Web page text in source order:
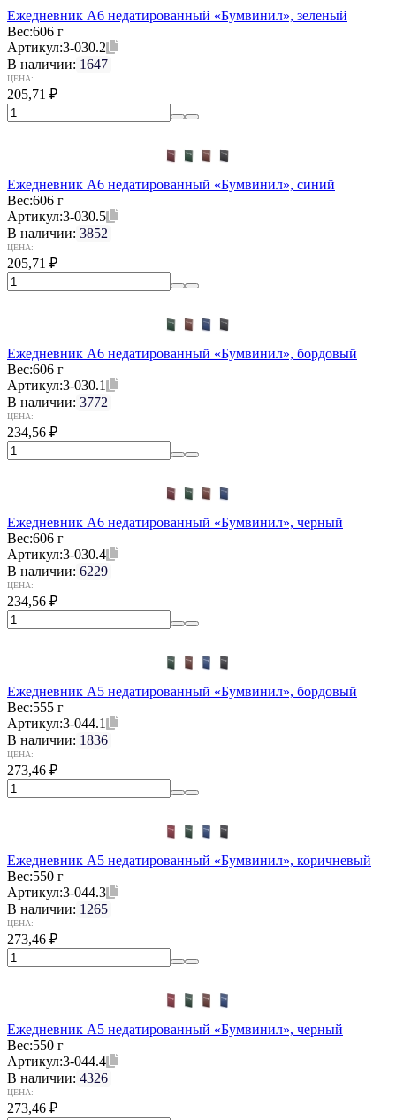
Ежедневник А6 недатированный «Бумвинил», зеленый
Вес:606 г
Артикул:3-030.2
В наличии: 1647
ЦЕНА:
205,71 ₽
Ежедневник А6 недатированный «Бумвинил», синий
Вес:606 г
Артикул:3-030.5
В наличии: 3852
ЦЕНА:
205,71 ₽
Ежедневник А6 недатированный «Бумвинил», бордовый
Вес:606 г
Артикул:3-030.1
В наличии: 3772
ЦЕНА:
234,56 ₽
Ежедневник А6 недатированный «Бумвинил», черный
Вес:606 г
Артикул:3-030.4
В наличии: 6229
ЦЕНА:
234,56 ₽
Ежедневник А5 недатированный «Бумвинил», бордовый
Вес:555 г
Артикул:3-044.1
В наличии: 1836
ЦЕНА:
273,46 ₽
Ежедневник А5 недатированный «Бумвинил», коричневый
Вес:550 г
Артикул:3-044.3
В наличии: 1265
ЦЕНА:
273,46 ₽
Ежедневник А5 недатированный «Бумвинил», черный
Вес:550 г
Артикул:3-044.4
В наличии: 4326
ЦЕНА:
273,46 ₽